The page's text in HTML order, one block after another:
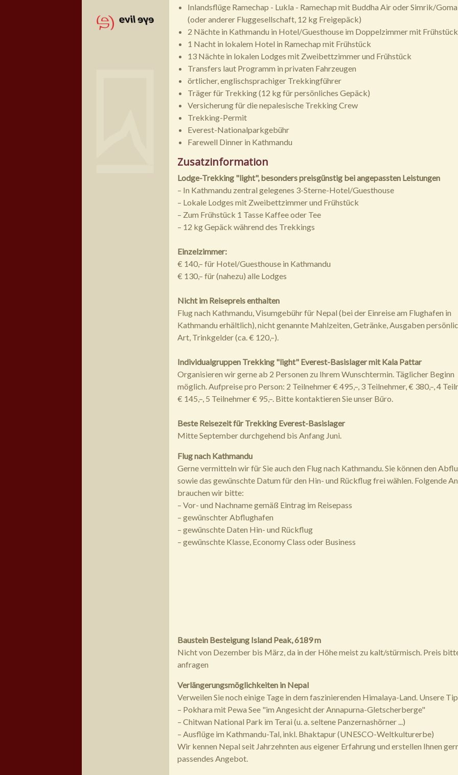
Inlandsflüge Ramechap - Lukla - Ramechap mit Buddha Air oder Simrik/
(oder anderer Fluggesellschaft, 12 kg Freigepäck)
2 Nächte in Kathmandu in Hotel/Guesthouse im Doppelzimmer mit Frühstück
1 Nacht in lokalem Hotel in Ramechap mit Frühstück
13 Nächte in lokalen Lodges mit Zweibettzimmer und Frühstück
Transfers laut Programm in privaten Fahrzeugen
örtlicher, englischsprachiger Trekkingführer
Träger für Trekking (12 kg für persönliches Gepäck)
Versicherung für die nepalesische Trekking Crew
Trekking-Permit
Everest-Nationalparkgebühr
Farewell Dinner in Kathmandu
Zusatzinformation
Lodge-Trekking "light", besonders preisgünstig bei angepassten Leistungen
– In Kathmandu zentral gelegenes 3-Sterne-Hotel/Guesthouse
– Lokale Lodges mit Zweibettzimmer und Frühstück
– Zum Frühstück 1 Tasse Kaffee oder Tee
– 12 kg Gepäck während des Trekkings
Einzelzimmer:
€ 140,– für Hotel/Guesthouse in Kathmandu
€ 130,– für (nahezu) alle Lodges
Nicht im Reisepreis enthalten
Flug nach Kathmandu, Visumgebühr für Nepal (bei der Einreise am Flughafen in
Kathmandu erhältlich), nicht genannte Mahlzeiten, Getränke, Ausgaben
Art, Trinkgelder (ca. € 120,–).
Individualgruppen Trekking "light" Everest-Basislager mit Kala Pattar
Organisieren wir gerne ab 2 Personen zu Ihrem Wunschtermin. Täglicher Beginn
möglich. Aufpreise pro Person: 2 Teilnehmer € 495,–, 3 Teilnehmer, € 380,–, 4
€ 145,–, 5 Teilnehmer € 95,–. Bitte kontaktieren Sie unser Büro.
Beste Reisezeit für Trekking Everest-Basislager
Mitte September durchgehend bis Anfang Juni.
Flug nach Kathmandu
Gerne vermitteln wir für Sie auch den Flug nach Kathmandu. Sie können den
sowie das gewünschte Datum für den Hin- und Rückflug frei wählen. Folgende
brauchen wir bitte:
– Vor- und Nachname gemäß Eintrag im Reisepass
– gewünschter Abflughafen
– gewünschte Daten Hin- und Rückflug
– gewünschte Klasse, Economy Class oder Business
Baustein Besteigung Island Peak, 6189 m
Nicht von Dezember bis März, da in der Höhe meist zu kalt/stürmisch. Preis
anfragen
Verlängerungsmöglichkeiten in Nepal
Verweilen Sie noch einige Tage in dem faszinierenden Himalaya-Land. Unsere
– Pokhara mit Pewa See "im Angesicht der Annapurna-Gletscherberge"
– Chitwan National Park im Terai (u. a. seltene Panzernashörner ...)
– Ausflüge im Kathmandu-Tal, inkl. Bhaktapur (UNESCO-Weltkulturerbe)
Wir kennen Nepal seit Jahrzehnten aus eigener Erfahrung und erstellen Ihnen
passendes Angebot.